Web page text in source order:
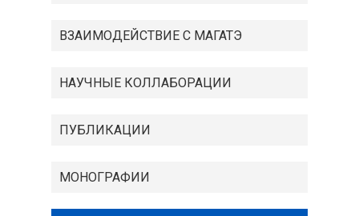
ВЗАИМОДЕЙСТВИЕ С МАГАТЭ
НАУЧНЫЕ КОЛЛАБОРАЦИИ
ПУБЛИКАЦИИ
МОНОГРАФИИ